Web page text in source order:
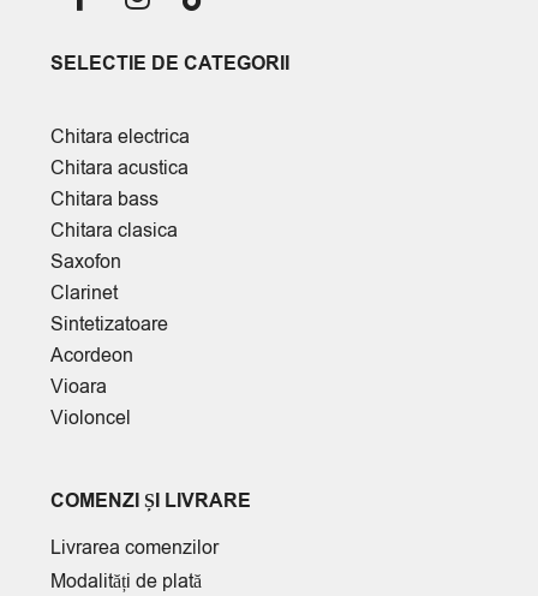
SELECTIE DE CATEGORII
Chitara electrica
Chitara acustica
Chitara bass
Chitara clasica
Saxofon
Clarinet
Sintetizatoare
Acordeon
Vioara
Violoncel
COMENZI ȘI LIVRARE
Livrarea comenzilor
Modalități de plată